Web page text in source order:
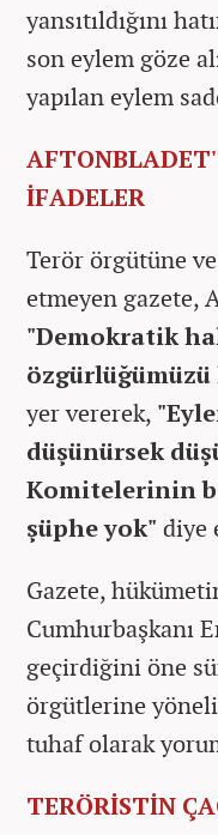
yansıtıldığını
son eylem göze
yapılan eylem
İFADELER
Terör örgütüne
etmeyen gazete,
"Demokratik
yer vererek,
düşünürsek
Komitelerinin
şüphe yok" diye
Gazete,
Cumhurbaşkanı
geçirdiğini öne
örgütlerine
tuhaf olarak
TERÖRİSTİN